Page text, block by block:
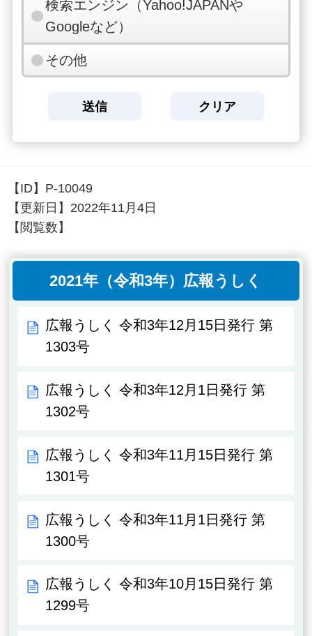
検索エンジン（Yahoo!JAPANや
Googleなど）
その他
【ID】 P-10049
【更新日】 2022年11月4日
【閲覧数】
2021年（令和3年）広報うしく
広報うしく 令和3年12月15日発行 第
1303号
広報うしく 令和3年12月1日発行 第
1302号
広報うしく 令和3年11月15日発行 第
1301号
広報うしく 令和3年11月1日発行 第
1300号
広報うしく 令和3年10月15日発行 第
1299号